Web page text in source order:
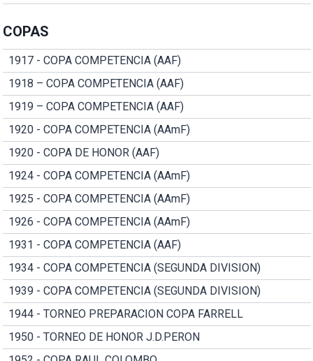
COPAS
1917 - COPA COMPETENCIA (AAF)
1918 – COPA COMPETENCIA (AAF)
1919 – COPA COMPETENCIA (AAF)
1920 - COPA COMPETENCIA (AAmF)
1920 - COPA DE HONOR (AAF)
1924 - COPA COMPETENCIA (AAmF)
1925 - COPA COMPETENCIA (AAmF)
1926 - COPA COMPETENCIA (AAmF)
1931 - COPA COMPETENCIA (AAF)
1934 - COPA COMPETENCIA (SEGUNDA DIVISION)
1939 - COPA COMPETENCIA (SEGUNDA DIVISION)
1944 - TORNEO PREPARACION COPA FARRELL
1950 - TORNEO DE HONOR J.D.PERON